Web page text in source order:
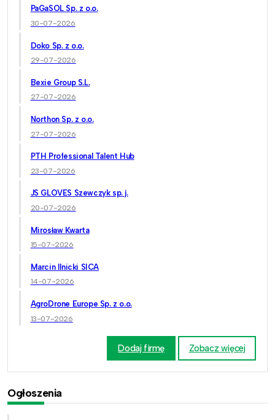
PaGaSOL Sp. z o.o.
30-07-2026
Doko Sp. z o.o.
29-07-2026
Bexie Group S.L.
27-07-2026
Northon Sp. z o.o.
27-07-2026
PTH Professional Talent Hub
23-07-2026
JS GLOVES Szewczyk sp. j.
20-07-2026
Mirosław Kwarta
15-07-2026
Marcin Ilnicki SICA
14-07-2026
AgroDrone Europe Sp. z o.o.
13-07-2026
Dodaj firmę Zobacz więcej
Ogłoszenia